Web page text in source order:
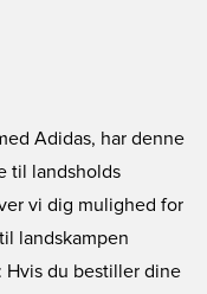
Adidas, har denne
til landsholds
vi dig mulighed for
landskampen
Hvis du bestiller dine